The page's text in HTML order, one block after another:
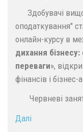
Здобувачі вищої
оподаткування"
онлайн-курсу в
дихання бізнесу:
переваги»,
фінансів і бізнес-
Червневі
Далі